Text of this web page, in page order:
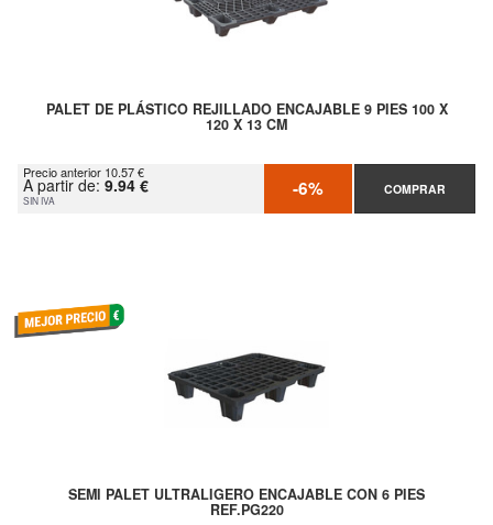
PALET DE PLÁSTICO REJILLADO ENCAJABLE 9 PIES 100 X
120 X 13 CM
Precio anterior 10.57 €
A partir de: 9.94 €
SIN IVA -6% COMPRAR
SEMI PALET ULTRALIGERO ENCAJABLE CON 6 PIES
REF.PG220